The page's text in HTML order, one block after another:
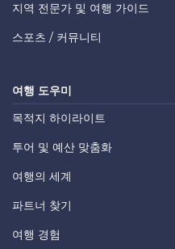
지역 전문가 및 여행 가이드
스포츠 / 커뮤니티
여행 도우미
목적지 하이라이트
투어 및 예산 맞춤화
여행의 세계
파트너 찾기
여행 경험